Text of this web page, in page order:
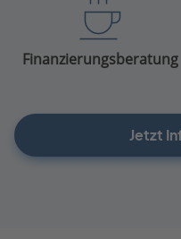
Finanzierungsberatung
Jetzt